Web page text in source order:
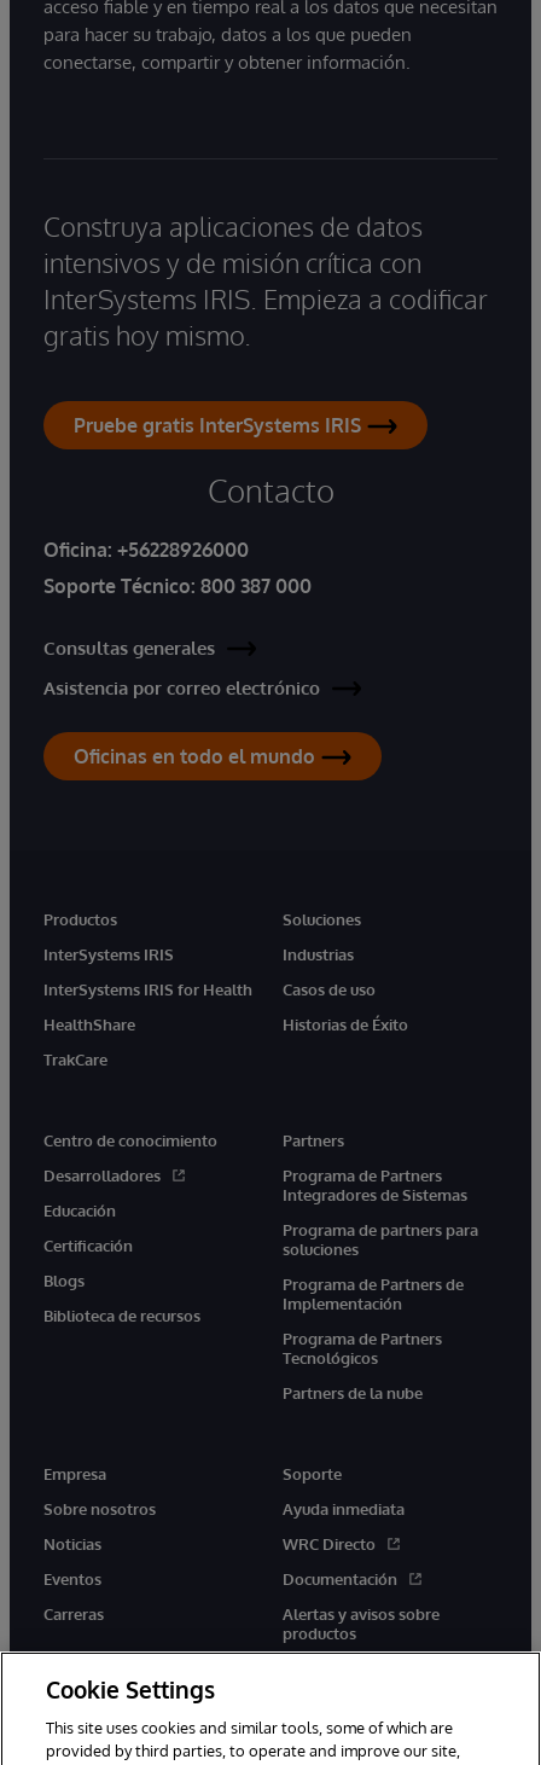
acceso fiable y en tiempo real a los datos que necesitan
para hacer su trabajo, datos a los que pueden
conectarse, compartir y obtener información.
Construya aplicaciones de datos
intensivos y de misión crítica con
InterSystems IRIS. Empieza a codificar
gratis hoy mismo.
Pruebe gratis InterSystems IRIS
Contacto
Oficina: +56228926000
Soporte Técnico: 800 387 000
Consultas generales
Asistencia por correo electrónico
Oficinas en todo el mundo
Productos
InterSystems IRIS
InterSystems IRIS for Health
HealthShare
TrakCare
Soluciones
Industrias
Casos de uso
Historias de Éxito
Centro de conocimiento
Desarrolladores
Educación
Certificación
Blogs
Biblioteca de recursos
Partners
Programa de Partners
Integradores de Sistemas
Programa de partners para
soluciones
Programa de Partners de
Implementación
Programa de Partners
Tecnológicos
Partners de la nube
Empresa
Sobre nosotros
Noticias
Eventos
Carreras
Soporte
Ayuda inmediata
WRC Directo
Documentación
Alertas y avisos sobre
productos
Cookie Settings
This site uses cookies and similar tools, some of which are
provided by third parties, to operate and improve our site,